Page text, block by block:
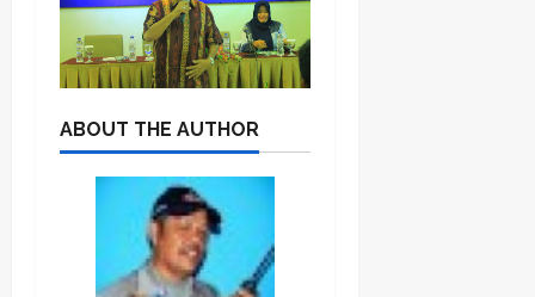
ABOUT THE AUTHOR